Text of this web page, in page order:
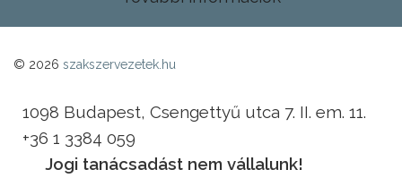
© 2026 szakszervezetek.hu
1098 Budapest, Csengettyű utca 7. II. em. 11.
+36 1 3384 059
Jogi tanácsadást nem vállalunk!